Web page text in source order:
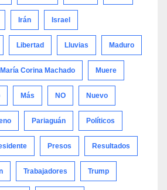
Irán Israel
Libertad Lluvias Maduro
María Corina Machado Muere
Más NO Nuevo
Pariaguán Políticos
Presos Resultados
Trabajadores Trump